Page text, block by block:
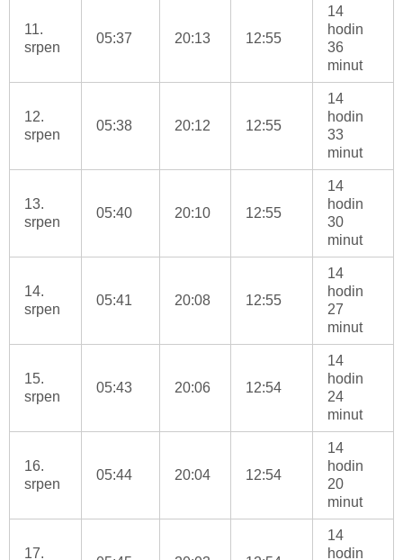
11.
srpen
05:37 20:13 12:55
14
hodin
36
minut
12.
srpen
05:38 20:12 12:55
14
hodin
33
minut
13.
srpen
05:40 20:10 12:55
14
hodin
30
minut
14.
srpen
05:41 20:08 12:55
14
hodin
27
minut
15.
srpen
05:43 20:06 12:54
14
hodin
24
minut
16.
srpen
05:44 20:04 12:54
14
hodin
20
minut
17.
14
hodin